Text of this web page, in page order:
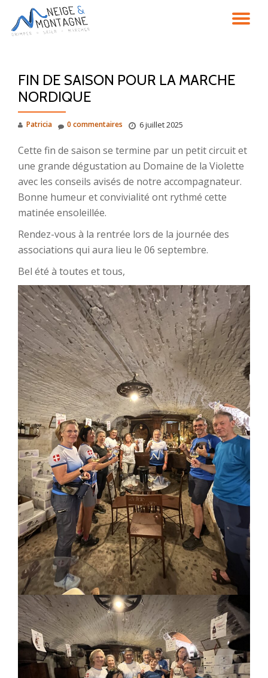
Aller
FIN DE SAISON POUR LA MARCHE
NORDIQUE
Patricia 6 juillet 2025
0 commentaires
Cette fin de saison se termine par un petit circuit et
une grande dégustation au Domaine de la Violette
avec les conseils avisés de notre accompagnateur.
Bonne humeur et convivialité ont rythmé cette
matinée ensoleillée.
Rendez-vous à la rentrée lors de la journée des
associations qui aura lieu le 06 septembre.
Bel été à toutes et tous,